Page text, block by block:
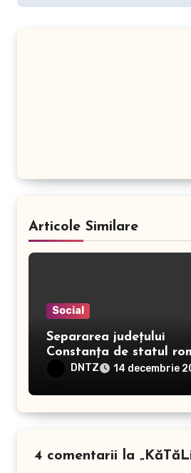
articole
Articole Similare
Social
Separarea județului
Constanța de statul
DNTZ 14 decembrie
4 comentarii la